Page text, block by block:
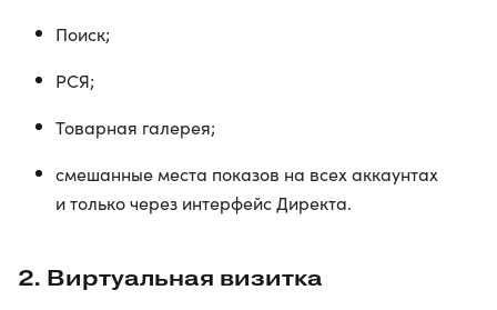
Поиск;
РСЯ;
Товарная галерея;
смешанные места показов на всех аккаунтах
и только через интерфейс Директа.
2. Виртуальная визитка